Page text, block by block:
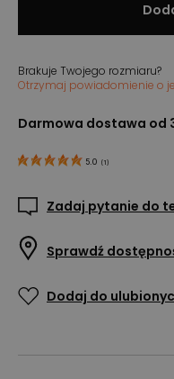
Brakuje Twojego rozmiaru?
Otrzymaj powiadomienie o
Darmowa dostawa od
5.0 (1)
Zadaj pytanie do
Sprawdź
Dodaj do